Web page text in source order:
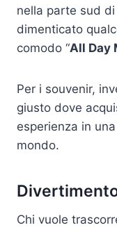
nella parte sud
dimenticato
comodo “All Day
Per i souvenir,
giusto dove
esperienza in
mondo.
Chi vuole